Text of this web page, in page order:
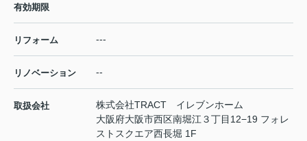
有効期限
リフォーム ---
リノベーション --
取扱会社
株式会社TRACT イレブンホーム
大阪府大阪市西区南堀江３丁目12−19 フォレ
ストスクエア西長堀 1F